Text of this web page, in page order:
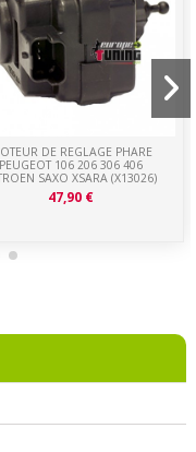
DE REGLAGE PHARE
PEUGEOT 106 206 306 406
SAXO XSARA (X13026)
47,90 €